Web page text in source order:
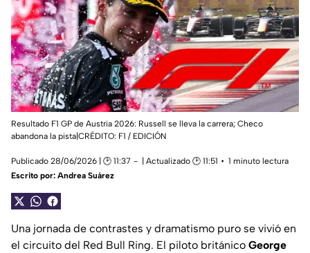
Resultado F1 GP de Austria 2026: Russell se lleva la carrera; Checo
abandona la pista|CRÉDITO: F1 / EDICIÓN
Publicado 28/06/2026 | 🕑 11:37 | Actualizado 🕑 11:51
1 minuto lectura
Escrito por: Andrea Suárez
Una jornada de contrastes y dramatismo puro se vivió en
el circuito del Red Bull Ring. El piloto británico George